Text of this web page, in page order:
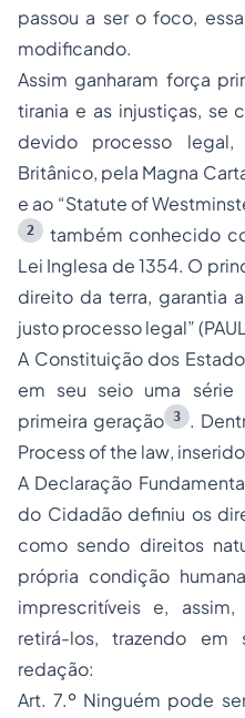
passou a ser o foco,
modificando.
Assim ganharam força
tirania e as injustiças, se
devido processo
Britânico, pela Magna
e ao “Statute of
2
também conhecido
Lei Inglesa de 1354. O
direito da terra, garantia
justo processo legal”
A Constituição dos
em seu seio uma série
primeira geração 3 .
Process of the law,
A Declaração
do Cidadão definiu os
como sendo direitos
própria condição
imprescritíveis e,
retirá-los, trazendo
redação:
Art. 7.º Ninguém pode